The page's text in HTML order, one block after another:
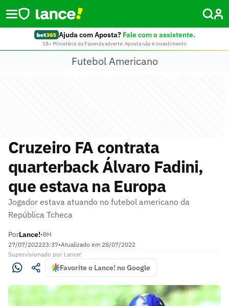
Ajuda com Aposta? Fale com o assistente.
18+ Ministério da Fazenda adverte: Aposta não é investimento
Futebol Americano
Cruzeiro FA contrata
quarterback Álvaro Fadini,
que estava na Europa
Jogador estava atuando no futebol americano da
República Tcheca
PorLance!•BH
27/07/202223:37•Atualizado em 28/07/2022
Supervisionado por Lance!
Favorite o Lance! no Google